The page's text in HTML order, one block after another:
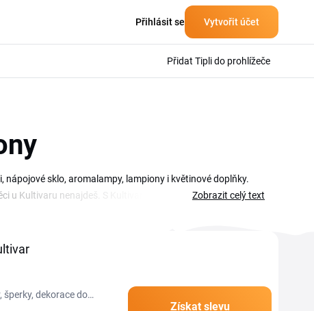
Přihlásit se Vytvořit účet
Přidat Tipli do prohlížeče
sklo, aromalampy, lampiony i květinové doplňky.
u Kultivaru nenajdeš. S Kultivar slevovým kódem navíc
Zobrazit celý text
dekorace do
Získat slevu